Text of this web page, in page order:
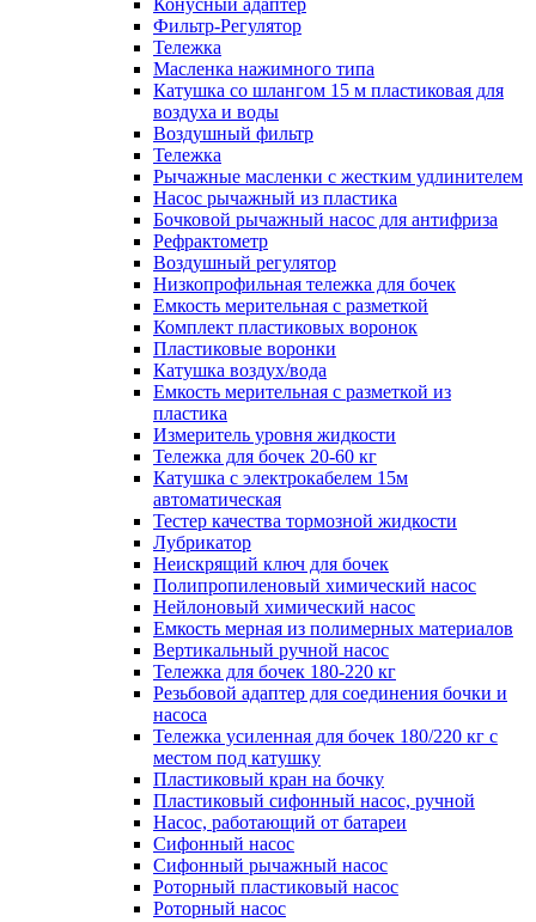
Конусный адаптер
Фильтр-Регулятор
Тележка
Масленка нажимного типа
Катушка со шлангом 15 м пластиковая для
воздуха и воды
Воздушный фильтр
Тележка
Рычажные масленки с жестким удлинителем
Насос рычажный из пластика
Бочковой рычажный насос для антифриза
Рефрактометр
Воздушный регулятор
Низкопрофильная тележка для бочек
Емкость мерительная с разметкой
Комплект пластиковых воронок
Пластиковые воронки
Катушка воздух/вода
Емкость мерительная с разметкой из
пластика
Измеритель уровня жидкости
Тележка для бочек 20-60 кг
Катушка с электрокабелем 15м
автоматическая
Тестер качества тормозной жидкости
Лубрикатор
Неискрящий ключ для бочек
Полипропиленовый химический насос
Нейлоновый химический насос
Емкость мерная из полимерных материалов
Вертикальный ручной насос
Тележка для бочек 180-220 кг
Резьбовой адаптер для соединения бочки и
насоса
Тележка усиленная для бочек 180/220 кг с
местом под катушку
Пластиковый кран на бочку
Пластиковый сифонный насос, ручной
Насос, работающий от батареи
Сифонный насос
Сифонный рычажный насос
Роторный пластиковый насос
Роторный насос